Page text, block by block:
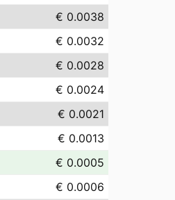
€ 0.0038
€ 0.0032
€ 0.0028
€ 0.0024
€ 0.0021
€ 0.0013
€ 0.0005
€ 0.0006